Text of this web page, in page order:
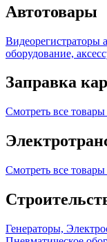
Автотовары
Видеорегистраторы
оборудование,
Заправка
Смотреть все товары
Смотреть все товары
Генераторы,